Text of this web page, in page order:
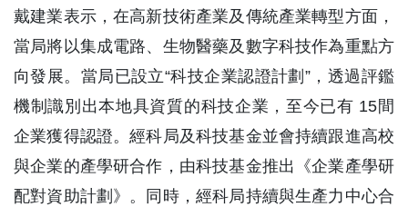
戴建業表示，在高新技術產業及傳統產業轉型方面，
當局將以集成電路、生物醫藥及數字科技作為重點方
向發展。當局已設立“科技企業認證計劃”，透過評鑑
機制識別出本地具資質的科技企業，至今已有 15間
企業獲得認證。經科局及科技基金並會持續跟進高校
與企業的產學研合作，由科技基金推出《企業產學研
配對資助計劃》。同時，經科局持續與生產力中心合